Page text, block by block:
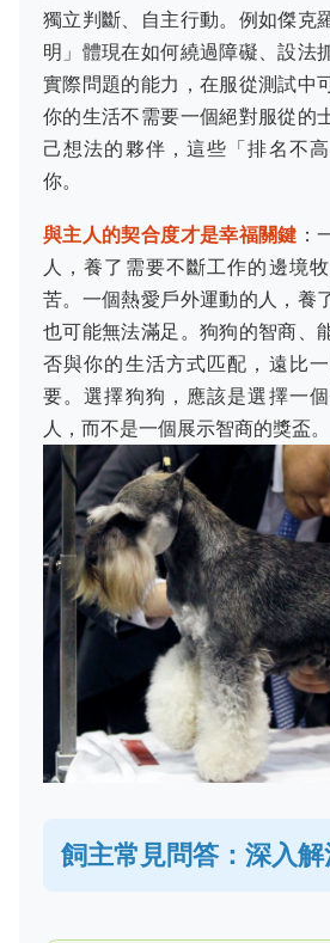
獨立判斷、自主行動。例如傑克
明」體現在如何繞過障礙、設法
實際問題的能力，在服從測試中
你的生活不需要一個絕對服從的
己想法的夥伴，這些「排名不
你。
與主人的契合度才是幸福關鍵 ：
人，養了需要不斷工作的邊境
苦。一個熱愛戶外運動的人，養
也可能無法滿足。狗狗的智商、
否與你的生活方式匹配，遠比
要。選擇狗狗，應該是選擇一
人，而不是一個展示智商的獎盃。
飼主常見問答：深入